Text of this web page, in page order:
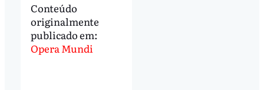
Conteúdo
originalmente
publicado em:
Opera Mundi